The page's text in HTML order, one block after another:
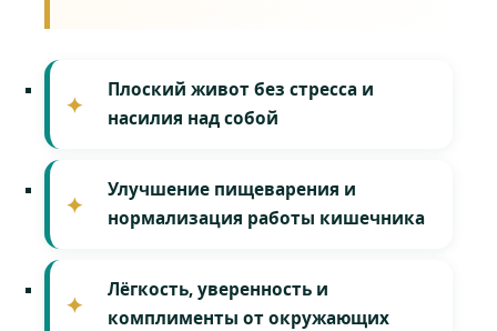
Плоский живот без стресса и
насилия над собой
Улучшение пищеварения и
нормализация работы кишечника
Лёгкость, уверенность и
комплименты от окружающих